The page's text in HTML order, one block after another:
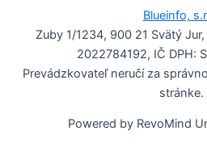
Blueinfo,
Zuby 1/1234, 900 21 Svätý
2022784192, IČ DPH:
Prevádzkovateľ neručí za
stránke.
Powered by RevoMind